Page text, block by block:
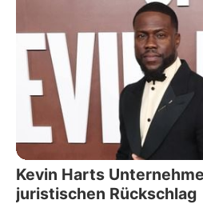
Kevin Harts
juristischen Rückschlag